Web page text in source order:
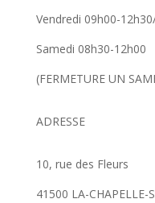
Vendredi 09h00-
Samedi 08h30-12h00
(FERMETURE UN
ADRESSE
10, rue des Fleurs
41500 LA-